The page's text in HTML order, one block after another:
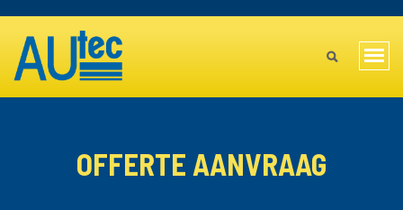
naar
inhoud
MAIN
MENU
OFFERTE AANVRAAG